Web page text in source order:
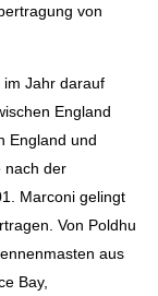
von
im Jahr darauf
England
England und
nach der
Marconi gelingt
Von Poldhu
aus
Bay,